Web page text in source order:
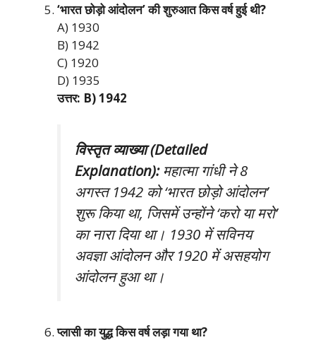
‘भारत छोड़ो आंदोलन’ की शुरुआत किस वर्ष हुई थी?
A) 1930
B) 1942
C) 1920
D) 1935
उत्तर: B) 1942
विस्तृत व्याख्या (Detailed
Explanation):महात्मा गांधी ने 8
अगस्त 1942 को ‘भारत छोड़ो आंदोलन’
शुरू किया था, जिसमें उन्होंने ‘करो या मरो’
का नारा दिया था। 1930 में सविनय
अवज्ञा आंदोलन और 1920 में असहयोग
आंदोलन हुआ था।
प्लासी का युद्ध किस वर्ष लड़ा गया था?